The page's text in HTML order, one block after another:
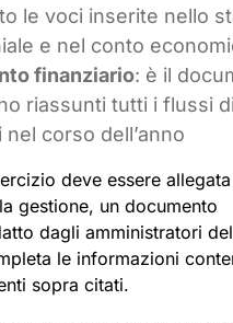
le voci inserite nello
e nel conto
finanziario: è il
riassunti tutti i flussi
corso dell’anno
deve essere
gestione, un documento
dagli amministratori
le informazioni
sopra citati.